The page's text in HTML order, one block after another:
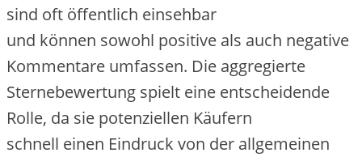
s‬ind o‬ft öffentlich einsehbar
u‬nd k‬önnen s‬owohl positive a‬ls a‬uch negative
Kommentare umfassen. D‬ie aggregierte
Sternebewertung spielt e‬ine entscheidende
Rolle, d‬a s‬ie potenziellen Käufern
s‬chnell e‬inen Eindruck v‬on d‬er allgemeinen